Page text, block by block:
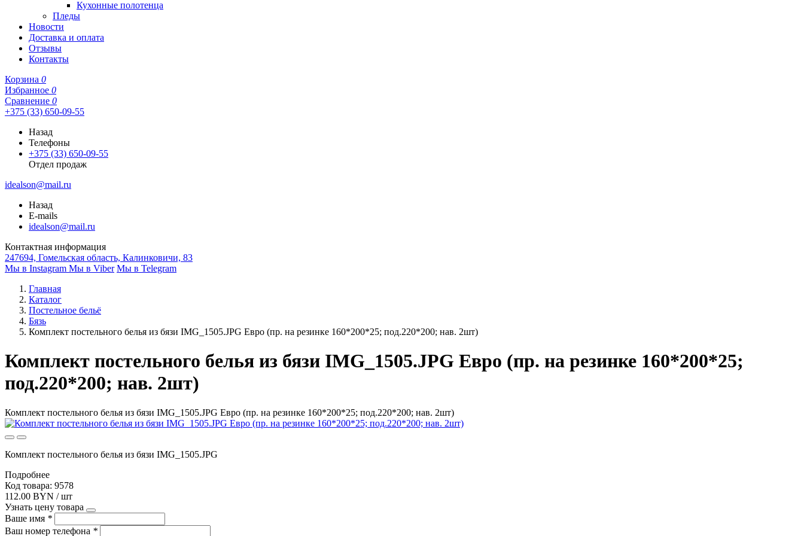
Кухонные полотенца
Пледы
Новости
Доставка и оплата
Отзывы
Контакты
Корзина 0
Избранное 0
Сравнение 0
+375 (33) 650-09-55
Назад
Телефоны
+375 (33) 650-09-55
Отдел продаж
idealson@mail.ru
Назад
E-mails
idealson@mail.ru
Контактная информация
247694, Гомельская область, Калинковичи, 83
Мы в Instagram Мы в Viber Мы в Telegram
Главная
Каталог
Постельное бельё
Бязь
Комплект постельного белья из бязи IMG_1505.JPG Евро (пр. на резинке 160*200*25; под.220*200; нав. 2шт)
Комплект постельного белья из бязи IMG_1505.JPG Евро (пр. на резинке 160*200*25;
под.220*200; нав. 2шт)
Комплект постельного белья из бязи IMG_1505.JPG Евро (пр. на резинке 160*200*25; под.220*200; нав. 2шт)
Комплект постельного белья из бязи IMG_1505.JPG
Подробнее
Код товара: 9578
112.00 BYN / шт
Узнать цену товара
Ваше имя *
Ваш номер телефона *